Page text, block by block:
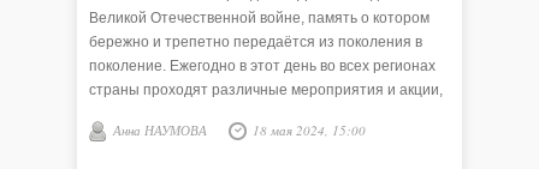
Великой Отечественной войне, память о котором
бережно и трепетно передаётся из поколения в
поколение. Ежегодно в этот день во всех регионах
страны проходят различные мероприятия и акции,
почтить память павших бойцов. И в Викулово
Анна НАУМОВА 18 мая 2024, 15:00